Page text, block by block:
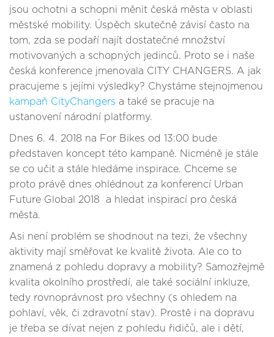
jsou ochotni a schopni měnit česká města v oblasti
městské mobility. Úspěch skutečně závisí často na
tom, zda se podaří najít dostatečné množství
motivovaných a schopných jedinců. Proto se i naše
česká konference jmenovala CITY CHANGERS. A jak
pracujeme s jejími výsledky? Chystáme stejnojmenou
kampaň CityChangers a také se pracuje na
ustanovení národní platformy.
Dnes 6. 4. 2018 na For Bikes od 13:00 bude
představen koncept této kampaně. Nicméně je stále
se co učit a stále hledáme inspirace. Chceme se
proto právě dnes ohlédnout za konferencí Urban
Future Global 2018 a hledat inspirací pro česká
města.
Asi není problém se shodnout na tezi, že všechny
aktivity mají směřovat ke kvalitě života. Ale co to
znamená z pohledu dopravy a mobility? Samozřejmě
kvalita okolního prostředí, ale také sociální inkluze,
tedy rovnoprávnost pro všechny (s ohledem na
pohlaví, věk, či zdravotní stav). Prostě i na dopravu
je třeba se dívat nejen z pohledu řidičů, ale i dětí,